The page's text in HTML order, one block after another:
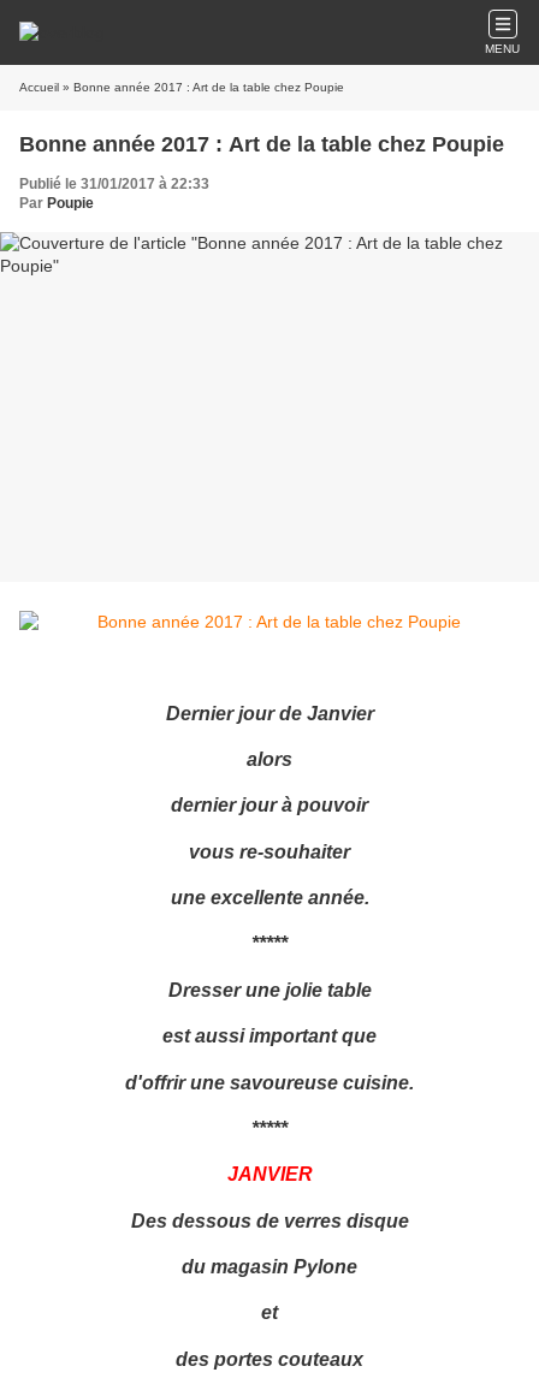
MENU
Accueil » Bonne année 2017 : Art de la table chez Poupie
Bonne année 2017 : Art de la table chez Poupie
Publié le 31/01/2017 à 22:33
Par Poupie
Dernier jour de Janvier
alors
dernier jour à pouvoir
vous re-souhaiter
une excellente année.
*****
Dresser une jolie table
est aussi important que
d'offrir une savoureuse cuisine.
*****
JANVIER
Des dessous de verres disque
du magasin Pylone
et
des portes couteaux